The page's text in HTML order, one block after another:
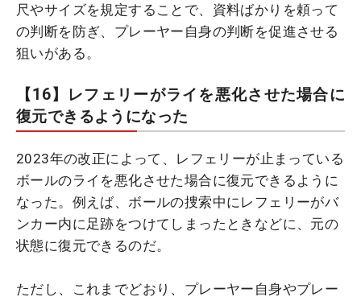
尺やサイズを規定することで、資料ばかりを頼って
の判断を防ぎ、プレーヤー自身の判断を促進させる
狙いがある。
【16】レフェリーがライを悪化させた場合に
復元できるようになった
2023年の改正によって、レフェリーが止まっている
ボールのライを悪化させた場合に復元できるように
なった。例えば、ボールの捜索中にレフェリーがバ
ンカー内に足跡をつけてしまったときなどに、元の
状態に復元できるのだ。
ただし、これまでどおり、プレーヤー自身やプレー